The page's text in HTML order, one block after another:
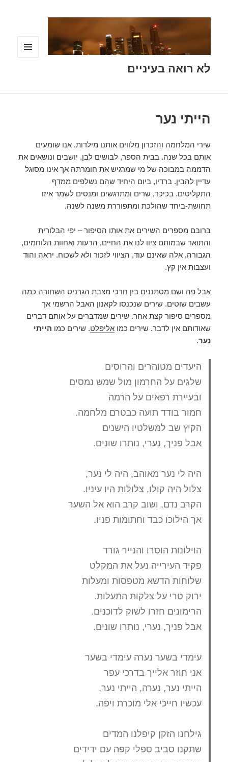
לא רואה בעיניים
הייתי נער
שירי המלחמה והזכרון מלווים אותנו מילדות. אנו שומעים
אותם בכל שנה. בבית הספר, לבושים לבן, יושבים ונושאים את
הדממה במבוכה של מי שמרגיש את חומרתה אך אינו מסוגל
עדיין להבין. ברדיו, ביום היחיד שהם נשלפים ממדף
התקליטים. בכיכר, שרים ומתרגשים ומנסים לשמר איזו
תחושת-ביחד שהולכת ומתפוררת משנה לשנה.
ברובם מספרים השירים את אותו הסיפור – יפי הבלורית
והתואר שבמותם ציוו לנו את החיים, הרעות ואחוות הלוחמים,
הגבורה, אלה שאינם עוד, הציווי לזכור ולא לשכוח. יראה והוד
ועצבות אין קץ.
אבל פה ושם מסתננים בין חרכי מצבת הגרניט השחורה כמה
עשבים שוטים. שירים שנכנסו לקאנון האבל הרשמי אך
מספרים סיפור קצת אחר. שירים שמדברים על אותם דברים
שאודותם אין לדבר. שירים כמואליפלט. שירים כמו הייתי
נער.
היעדים מטוהרים והרוסים
שלגים על החרמון מול שמש נמסים
ובעיירת רפאים על הרמה
חמור בודד תועה כבטרם מלחמה.
הקיץ שב למשלטיו הישנים
אבל פניך, נערי, נותרו שונים.
היה לי נער מאוהב, היה לי נער,
צלול היה קולו, צלולות היו עיניו.
הקרב נדם, ושוב קרב הוא אל השער
אך הילוכו כבד וחתומות פניו.
הוילונות הוסרו והנייר גורד
פקיד העירייה נעל את המקלט
שלוחות הדשא מטפסות ומעלות
ירוק טרי על צלקות התעלות.
הרימונים חזרו לשוק לדוכנים.
אבל פניך, נערי, נותרו שונים.
עימדי בשער נערה עימדי בשער
אני חוזר אלייך בדרכי עפר
הייתי נער, נערה, הייתי נער,
עכשיו חייכי אלי מוכרת ויפה.
גילחנו הזקן קיפלנו המדים
שתקנו סביב ספלי קפה עם ידידים